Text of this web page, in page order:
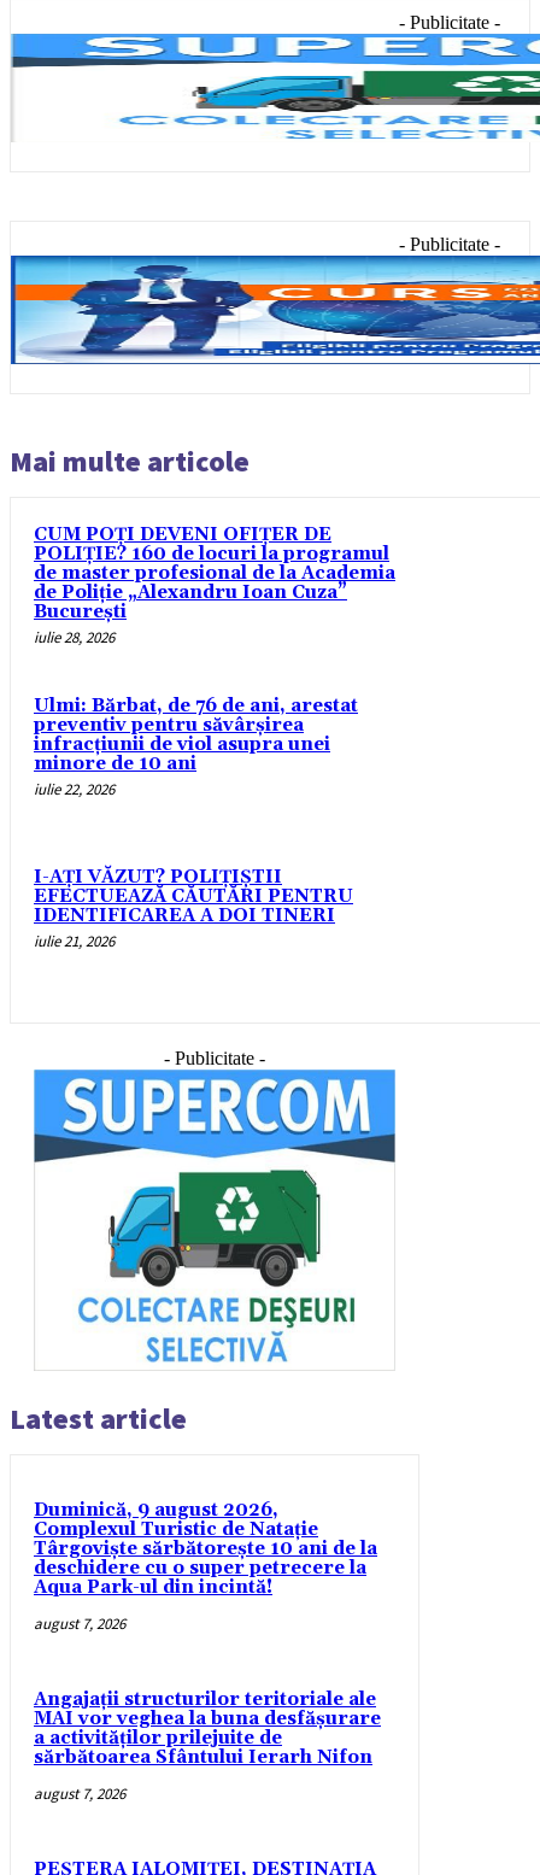
- Publicitate -
- Publicitate -
Mai multe articole
CUM POȚI DEVENI OFIȚER DE
POLIȚIE? 160 de locuri la programul
de master profesional de la Academia
de Poliție „Alexandru Ioan Cuza”
București
iulie 28, 2026
Ulmi: Bărbat, de 76 de ani, arestat
preventiv pentru săvârșirea
infracțiunii de viol asupra unei
minore de 10 ani
iulie 22, 2026
I-AȚI VĂZUT? POLIȚIȘTII
EFECTUEAZĂ CĂUTĂRI PENTRU
IDENTIFICAREA A DOI TINERI
iulie 21, 2026
- Publicitate -
Latest article
Duminică, 9 august 2026,
Complexul Turistic de Natație
Târgoviște sărbătorește 10 ani de la
deschidere cu o super petrecere la
Aqua Park-ul din incintă!
august 7, 2026
Angajații structurilor teritoriale ale
MAI vor veghea la buna desfășurare
a activităților prilejuite de
sărbătoarea Sfântului Ierarh Nifon
august 7, 2026
PEȘTERA IALOMIȚEI, DESTINAȚIA